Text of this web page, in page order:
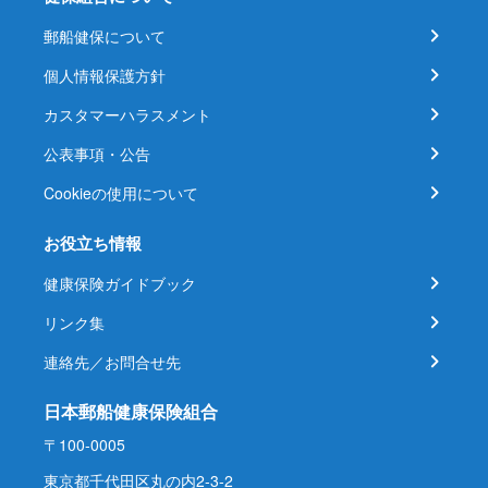
郵船健保について
個人情報保護方針
カスタマーハラスメント
公表事項・公告
Cookieの使用について
お役立ち情報
健康保険ガイドブック
リンク集
連絡先／お問合せ先
日本郵船健康保険組合
〒100-0005
東京都千代田区丸の内2-3-2